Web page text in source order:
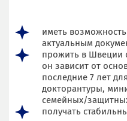
иметь
актуальным
прожить в Швеции
он зависит от
последние 7 лет
докторантуры,
семейных/
получать
Ваше имя
Ваш номер
Ваш email